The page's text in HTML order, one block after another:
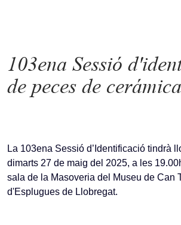
103ena Sessió
de peces de cerámica
La 103ena Sessió d’Identificació tindrà
dimarts 27 de maig del 2025, a les
sala de la Masoveria del Museu de Can
d'Esplugues de Llobregat.